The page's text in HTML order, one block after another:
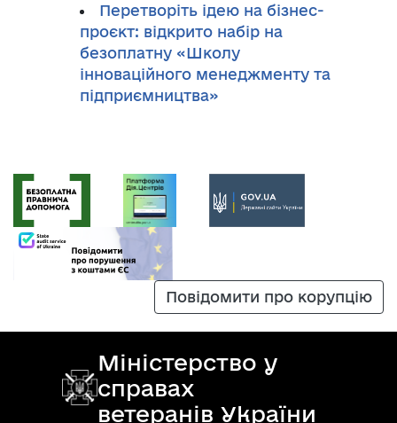
Перетворіть ідею на бізнес-
проєкт: відкрито набір на
безоплатну «Школу
інноваційного менеджменту та
підприємництва»
Повідомити про корупцію
Міністерство у
справах
ветеранів України